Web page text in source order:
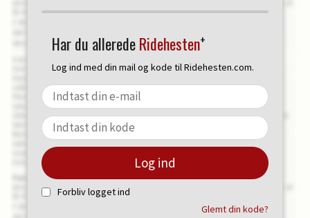
Har du alleredeRidehesten+
Log ind med din mail og kode til Ridehesten.com.
Forbliv logget ind
Glemt din kode?